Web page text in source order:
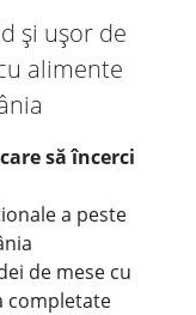
și ușor de
alimente
să încerci
a peste
de mese cu
completate